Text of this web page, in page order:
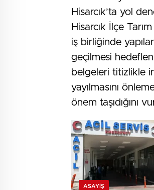
Hisarcık’ta yol
Hisarcık İlçe
iş birliğinde
geçilmesi
belgeleri titizlikle
yayılmasını
önem taşıdığını
ASAYIŞ